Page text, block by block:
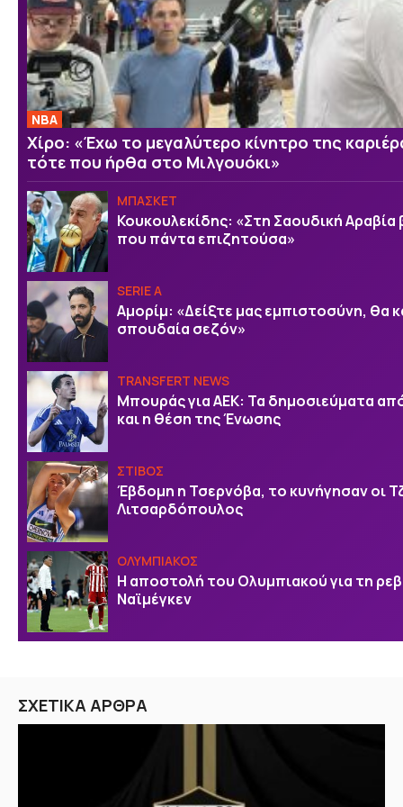
NBA
Χίρο: «Έχω το μεγαλύτερο κίνητρο της
τότε που ήρθα στο Μιλγουόκι»
ΜΠΑΣΚΕΤ
Κουκουλεκίδης: «Στη Σαουδική Αραβία
που πάντα επιζητούσα»
SERIE A
Αμορίμ: «Δείξτε μας εμπιστοσύνη, θα
σπουδαία σεζόν»
TRANSFERT NEWS
Μπουράς για ΑΕΚ: Τα δημοσιεύματα
και η θέση της Ένωσης
ΣΤΙΒΟΣ
Έβδομη η Τσερνόβα, το κυνήγησαν οι
Λιτσαρδόπουλος
ΟΛΥΜΠΙΑΚΟΣ
Η αποστολή του Ολυμπιακού για τη
Ναϊμέγκεν
ΣΧΕΤΙΚΑ ΑΡΘΡΑ